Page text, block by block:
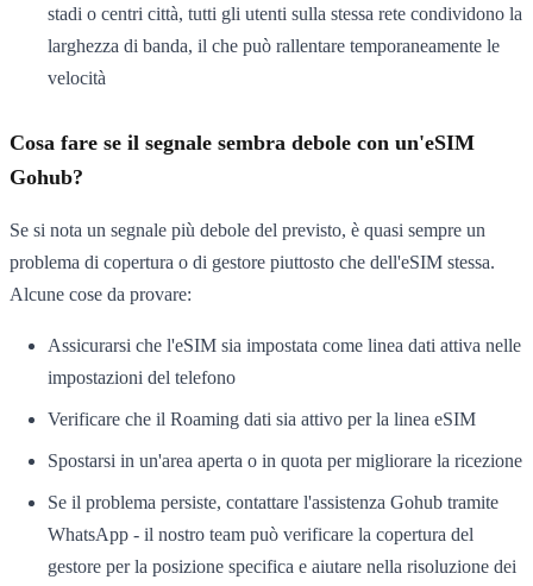
stadi o centri città, tutti gli utenti sulla stessa rete condividono la
larghezza di banda, il che può rallentare temporaneamente le
velocità
Cosa fare se il segnale sembra debole con un'eSIM
Gohub?
Se si nota un segnale più debole del previsto, è quasi sempre un
problema di copertura o di gestore piuttosto che dell'eSIM stessa.
Alcune cose da provare:
Assicurarsi che l'eSIM sia impostata come linea dati attiva nelle
impostazioni del telefono
Verificare che il Roaming dati sia attivo per la linea eSIM
Spostarsi in un'area aperta o in quota per migliorare la ricezione
Se il problema persiste, contattare l'assistenza Gohub tramite
WhatsApp - il nostro team può verificare la copertura del
gestore per la posizione specifica e aiutare nella risoluzione dei